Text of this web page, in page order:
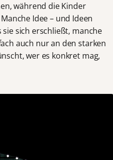
während die Kinder
Idee – und Ideen
sich erschließt, manche
auch nur an den starken
wer es konkret mag,